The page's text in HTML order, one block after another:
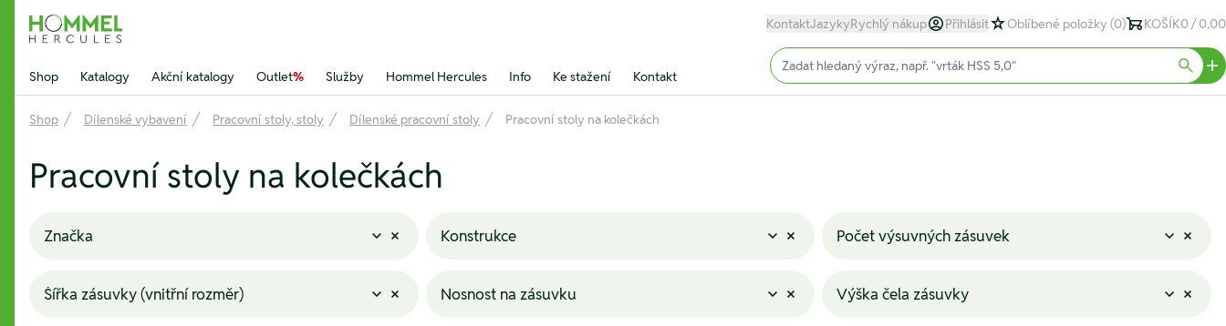
Hommel Hercules
KontaktJazykyRychlý nákup Přihlásit Oblíbené položky (0) KOŠÍK0 / 0,00
Shop Katalogy Akční katalogy Outlet% Služby Hommel Hercules Info Ke stažení Kontakt
Input (text)
Shop Dílenské vybavení Pracovní stoly, stoly Dílenské pracovní stoly Pracovní stoly na kolečkách
Pracovní stoly na kolečkách
Značka Konstrukce Počet výsuvných zásuvek
Šířka zásuvky (vnitřní rozměr) Nosnost na zásuvku Výška čela zásuvky